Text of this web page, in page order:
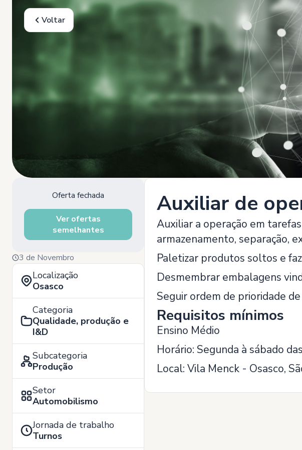
Voltar
Oferta fechada
Ver ofertas
semelhantes
3 de Novembro
Localização
Osasco
Categoria
Qualidade, produção e
I&D
Subcategoria
Produção
Setor
Automobilismo
Jornada de trabalho
Turnos
Auxiliar de
Auxiliar a operação em
armazenamento, separação,
Paletizar produtos soltos e
Desmembrar embalagens
Seguir ordem de prioridade
Requisitos mínimos
Ensino Médio
Horário: Segunda à sábado
Local: Vila Menck - Osasco,